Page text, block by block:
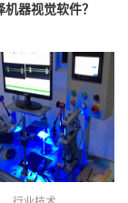
器视觉软件？